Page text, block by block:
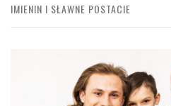
IMIENIN I SŁAWNE POSTACIE